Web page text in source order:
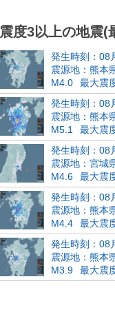
震度3以上の地震(
発生時刻：08
震源地：熊本
M4.0
最大震
発生時刻：08
震源地：熊本
M5.1
最大震
発生時刻：08
震源地：宮城
M4.6
最大震
発生時刻：08
震源地：熊本
M4.4
最大震
発生時刻：08
震源地：熊本
M3.9
最大震